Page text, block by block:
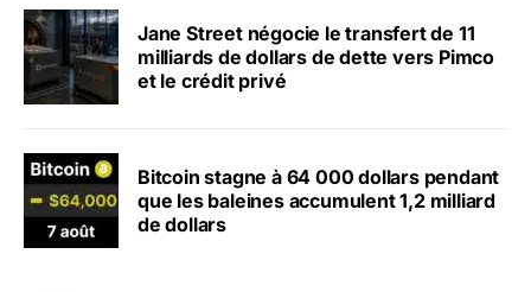
Jane Street négocie le transfert de 11
milliards de dollars de dette vers Pimco
et le crédit privé
Bitcoin stagne à 64 000 dollars pendant
que les baleines accumulent 1,2 milliard
de dollars